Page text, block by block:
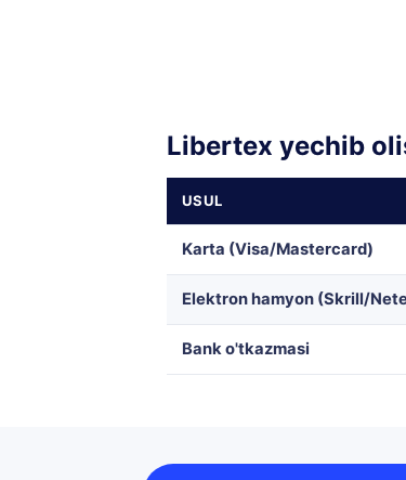
Libertex yechib
USUL
Karta (Visa/Mastercard)
Elektron hamyon (Skrill/
Bank o'tkazmasi